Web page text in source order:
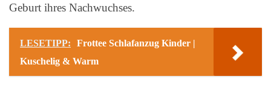
Geburt ihres Nachwuchses.
LESETIPP:
Frottee Schlafanzug Kinder |
Kuschelig & Warm